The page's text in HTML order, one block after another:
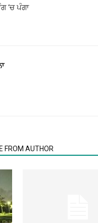
‘ਚ ਪੰਗਾ
FROM AUTHOR